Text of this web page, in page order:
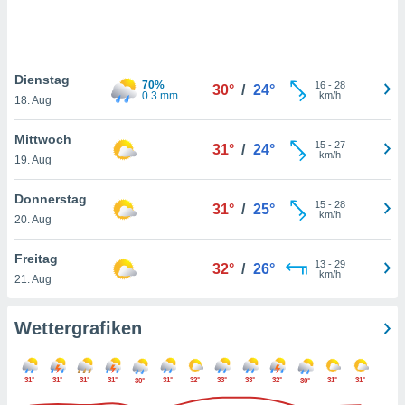
können
von
und
klicken.
und
Dienstag
18. Aug
70%
0.3 mm
30° / 24° 16- 28
km/h
Mittwoch
19. Aug
31° / 24° 15- 27
km/h
Donnerstag
20. Aug
31° / 25° 15- 28
km/h
Freitag
21. Aug
32° / 26° 13- 29
km/h
Wettergrafiken
31° 31° 31° 31° 30° 31° 32° 33° 33° 32° 30° 31° 31°